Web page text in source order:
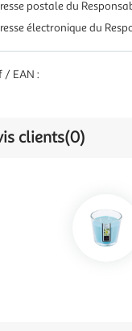
postale du
électronique du
/ EAN :
clients(0)